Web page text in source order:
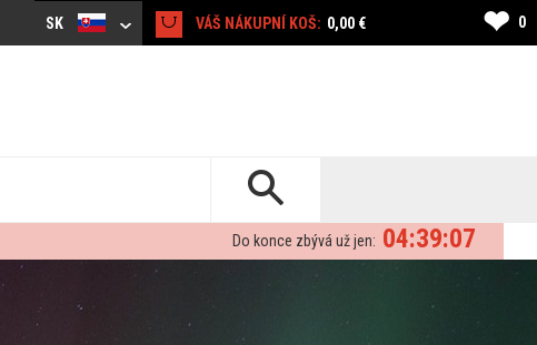
SK VÁŠ NÁKUPNÍ KOŠ: 0,00 € ❤ 0
04:39:06
Do konce zbývá už jen: